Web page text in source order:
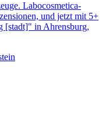
Labocosmetica-
und jetzt mit 5+
[stadt]" in Ahrensburg,